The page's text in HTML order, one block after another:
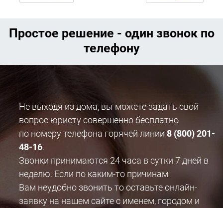
Простое решение - один звонок по
телефону
Не выходя из дома, вы можете задать свой
вопрос юристу совершенно бесплатно
по номеру телефона горячей линии 8 (800) 201-
48-16.
Звонки принимаются 24 часа в сутки 7 дней в
неделю. Если по каким-то причинам
Вам неудобно звонить то оставьте онлайн-
заявку на нашем сайте с именем, городом и